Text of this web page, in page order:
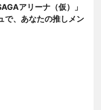
アリーナ（仮）」
で、あなたの推しメン